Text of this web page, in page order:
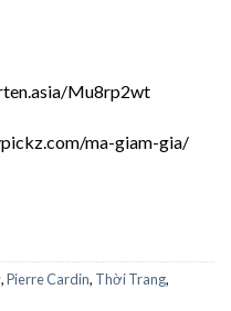
Mu8rp2wt
ma-giam-gia/
,Pierre Cardin, Thời Trang,